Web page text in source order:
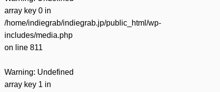
array key 0 in
/home/indiegrab/indiegrab.jp/public_html/wp-
includes/media.php
on line 811
Warning: Undefined
array key 1 in